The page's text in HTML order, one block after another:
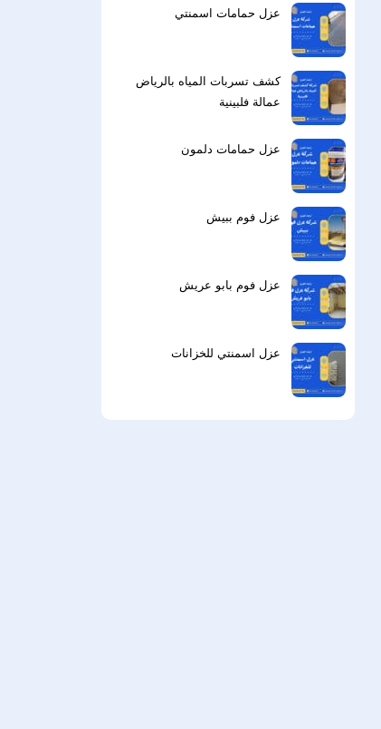
عزل حمامات اسمنتي
كشف تسربات المياه بالرياض
عمالة فلبينية
عزل حمامات دلمون
عزل فوم ببيش
عزل فوم بابو عريش
عزل اسمنتي للخزانات